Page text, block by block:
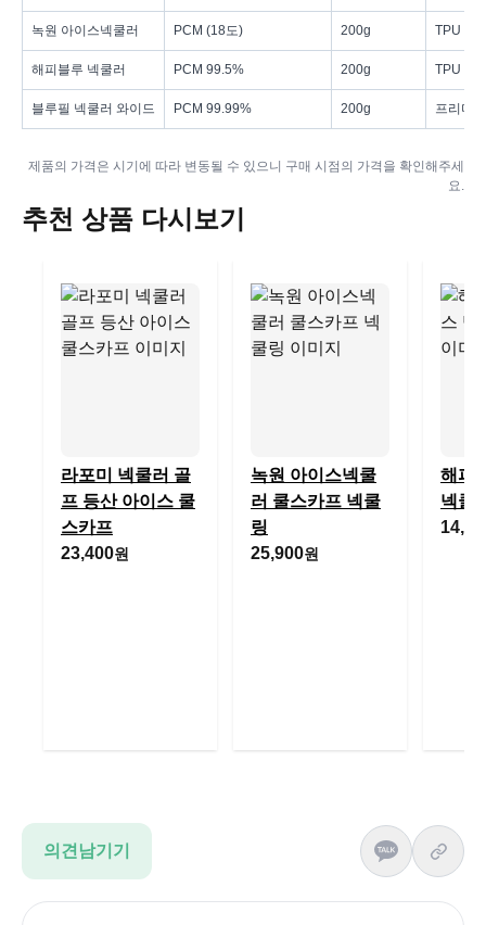
녹원 아이스넥쿨러 PCM (18도) 200g TPU
해피블루 넥쿨러 PCM 99.5% 200g TPU
블루필 넥쿨러 와이드 PCM 99.99% 200g 프리미
제품의 가격은 시기에 따라 변동될 수 있으니 구매 시점의 가격을 확인해주세
요.
추천 상품 다시보기
라포미 넥쿨러 골
프 등산 아이스 쿨
스카프
23,400원
녹원 아이스넥쿨
러 쿨스카프 넥쿨
링
25,900원
해피
넥쿨
의견남기기